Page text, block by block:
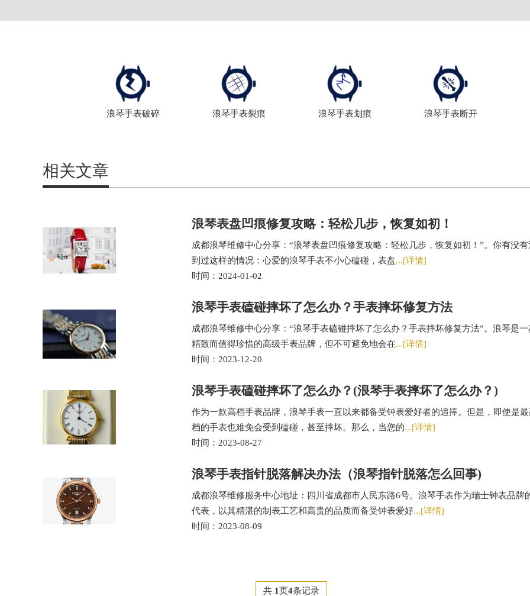
浪琴手表破碎 浪琴手表裂痕 浪琴手表划痕 浪琴手表断开
相关文章
浪琴表盘凹痕修复攻略：轻松几步，恢复如初！
成都浪琴维修中心分享：“浪琴表盘凹痕修复攻略：轻松几步，恢复如初！”。你有没有
到过这样的情况：心爱的浪琴手表不小心磕碰，表盘...[详情]
时间：2024-01-02
浪琴手表磕碰摔坏了怎么办？手表摔坏修复方法
成都浪琴维修中心分享：“浪琴手表磕碰摔坏了怎么办？手表摔坏修复方法”。浪琴是一
精致而值得珍惜的高级手表品牌，但不可避免地会在...[详情]
时间：2023-12-20
浪琴手表磕碰摔坏了怎么办？(浪琴手表摔坏了怎么办？)
作为一款高档手表品牌，浪琴手表一直以来都备受钟表爱好者的追捧。但是，即使是最
档的手表也难免会受到磕碰，甚至摔坏。那么，当您的...[详情]
时间：2023-08-27
浪琴手表指针脱落解决办法（浪琴指针脱落怎么回事)
成都浪琴维修服务中心地址：四川省成都市人民东路6号。浪琴手表作为瑞士钟表品牌
代表，以其精湛的制表工艺和高贵的品质而备受钟表爱好...[详情]
时间：2023-08-09
共 1页4条记录